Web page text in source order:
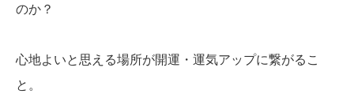
のか？
心地よいと思える場所が開運・運気アップに繋がるこ
と。